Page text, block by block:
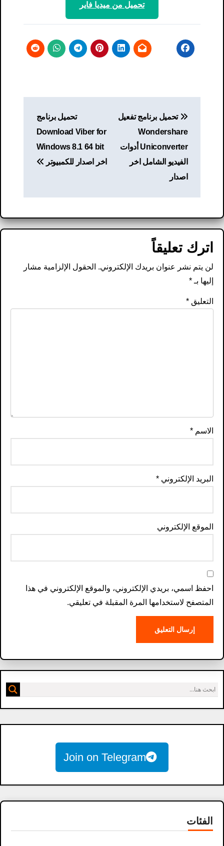
تحميل من ميديا ​​فاير
المقالات
تحميل برنامج تفعيل
Wondershare
Uniconverter أدوات
الفيديو الشامل اخر
اصدار
تحميل برنامج
Download Viber for
Windows 8.1 64 bit
اخر اصدار للكمبيوتر
اترك تعليقاً
لن يتم نشر عنوان بريدك الإلكتروني. الحقول الإلزامية مشار
إليها بـ*
التعليق*
الاسم*
البريد الإلكتروني*
الموقع الإلكتروني
احفظ اسمي، بريدي الإلكتروني، والموقع الإلكتروني في هذا
المتصفح لاستخدامها المرة المقبلة في تعليقي.
Join on Telegram
الفئات